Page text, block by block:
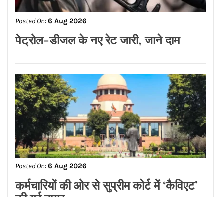
Posted On:6 Aug 2026
सलमान खान और बहन अलविरा को कोर्ट का